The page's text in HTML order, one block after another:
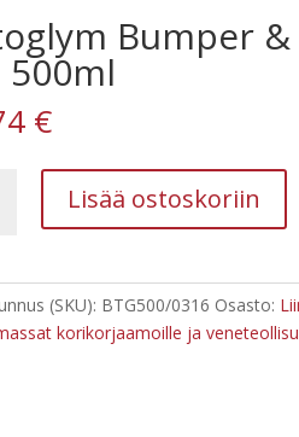
Bumper
500ml
€
Lisää ostoskoriin
(SKU): BTG500/0316 Osasto:
korikorjaamoille ja